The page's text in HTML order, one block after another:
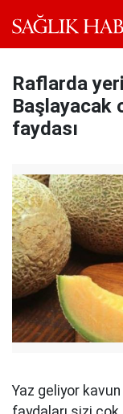
Raflarda
Başlayacak
faydası
Yaz geliyor